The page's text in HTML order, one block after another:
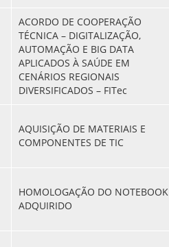
ACORDO DE COOPERAÇÃO
TÉCNICA – DIGITALIZAÇÃO,
AUTOMAÇÃO E BIG DATA
APLICADOS À SAÚDE EM
CENÁRIOS REGIONAIS
DIVERSIFICADOS – FITec
AQUISIÇÃO DE MATERIAIS E
COMPONENTES DE TIC
HOMOLOGAÇÃO DO NOTEBOOK
ADQUIRIDO